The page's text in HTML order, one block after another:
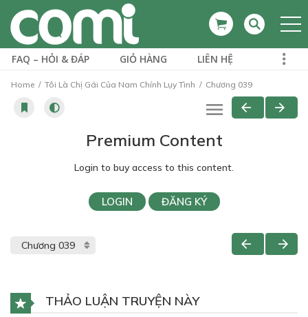
FAQ – HỎI & ĐÁP GIỎ HÀNG LIÊN HỆ
Home Tôi Là Chị Gái Của Nam Chính Lụy Tình Chương 039
Premium Content
Login to buy access to this content.
LOGIN ĐĂNG KÝ
THẢO LUẬN TRUYỆN NÀY